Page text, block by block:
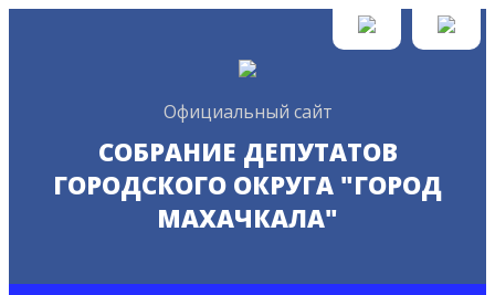
Официальный сайт
СОБРАНИЕ ДЕПУТАТОВ
ГОРОДСКОГО ОКРУГА "ГОРОД
МАХАЧКАЛА"